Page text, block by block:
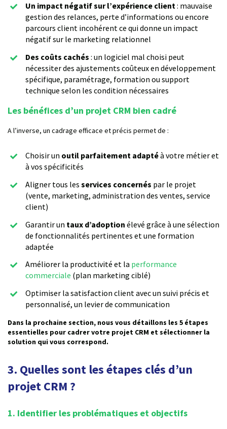
Un impact négatif sur l’expérience client: mauvaise
gestion des relances, perte d’informations ou encore
parcours client incohérent ce qui donne un impact
négatif sur le marketing relationnel
Des coûts cachés : un logiciel mal choisi peut
nécessiter des ajustements coûteux en développement
spécifique, paramétrage, formation ou support
technique selon les condition nécessaires
Les bénéfices d’un projet CRM bien cadré
A l’inverse, un cadrage efficace et précis permet de :
Choisir un outil parfaitement adaptéà votre métier et
à vos spécificités
Aligner tous les services concernés par le projet
(vente, marketing, administration des ventes, service
client)
Garantir un taux d’adoption élevé grâce à une sélection
de fonctionnalités pertinentes et une formation
adaptée
Améliorer la productivité et la performance
commerciale (plan marketing ciblé)
Optimiser la satisfaction client avec un suivi précis et
personnalisé, un levier de communication
Dans la prochaine section, nous vous détaillons les 5 étapes
essentielles pour cadrer votre projet CRM et sélectionner la
solution qui vous correspond.
3. Quelles sont les étapes clés d’un
projet CRM ?
1. Identifier les problématiques et objectifs